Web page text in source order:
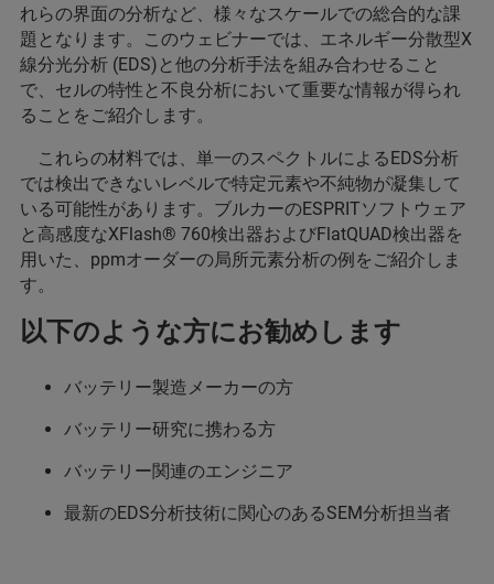
れらの界面の分析など、様々なスケールでの総合的な課
題となります。このウェビナーでは、エネルギー分散型X
線分光分析 (EDS)と他の分析手法を組み合わせること
で、セルの特性と不良分析において重要な情報が得られ
ることをご紹介します。
これらの材料では、単一のスペクトルによるEDS分析
では検出できないレベルで特定元素や不純物が凝集して
いる可能性があります。ブルカーのESPRITソフトウェア
と高感度なXFlash® 760検出器およびFlatQUAD検出器を
用いた、ppmオーダーの局所元素分析の例をご紹介しま
す。
以下のような方にお勧めします
バッテリー製造メーカーの方
バッテリー研究に携わる方
バッテリー関連のエンジニア
最新のEDS分析技術に関心のあるSEM分析担当者